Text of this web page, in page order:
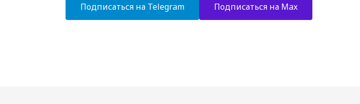
Подписаться на Telegram Подписаться на Max